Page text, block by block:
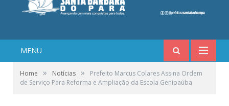
MENU
Home » Notícias »
Prefeito Marcus Colares Assina Ordem
de Serviço Para Reforma e Ampliação da Escola Genipaúba